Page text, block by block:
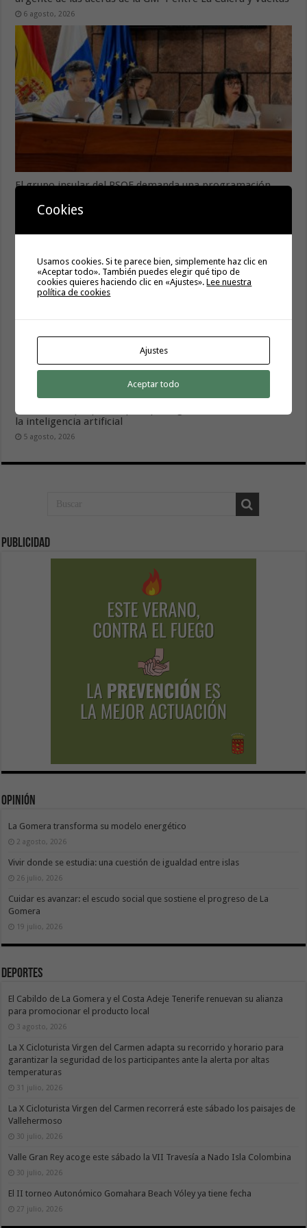
6 agosto, 2026
El grupo insular del PSOE demanda una programación
verano
Iniciativa por La Gomera (IxLG) celebra el respaldo del
Cabildo a su propuesta para proteger el talento frente a
la inteligencia artificial
5 agosto, 2026
Publicidad
Opinión
La Gomera transforma su modelo energético
2 agosto, 2026
Vivir donde se estudia: una cuestión de igualdad entre islas
26 julio, 2026
Cuidar es avanzar: el escudo social que sostiene el progreso de La
Gomera
19 julio, 2026
Deportes
El Cabildo de La Gomera y el Costa Adeje Tenerife renuevan su alianza
para promocionar el producto local
3 agosto, 2026
La X Cicloturista Virgen del Carmen adapta su recorrido y horario para
garantizar la seguridad de los participantes ante la alerta por altas
temperaturas
31 julio, 2026
La X Cicloturista Virgen del Carmen recorrerá este sábado los paisajes de
Vallehermoso
30 julio, 2026
Valle Gran Rey acoge este sábado la VII Travesía a Nado Isla Colombina
30 julio, 2026
El II torneo Autonómico Gomahara Beach Vóley ya tiene fecha
27 julio, 2026
Cookies
Usamos cookies. Si te parece bien, simplemente haz clic en
«Aceptar todo». También puedes elegir qué tipo de
cookies quieres haciendo clic en «Ajustes».Lee nuestra
política de cookies
Ajustes
Aceptar todo